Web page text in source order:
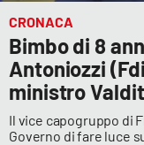
CRONACA
Bimbo di 8
Antoniozzi
ministro
Il vice capogruppo di
Governo di fare luce